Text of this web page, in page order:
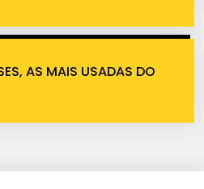
AS MAIS USADAS DO